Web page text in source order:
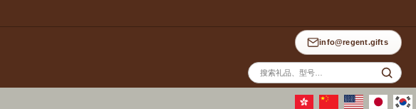
info@regent.gifts
站
内
搜
索